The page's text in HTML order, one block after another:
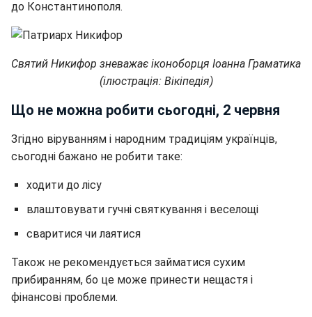
до Константинополя.
Святий Никифор зневажає іконоборця Іоанна Граматика
(ілюстрація: Вікіпедія)
Що не можна робити сьогодні, 2 червня
Згідно віруванням і народним традиціям українців,
сьогодні бажано не робити таке:
ходити до лісу
влаштовувати гучні святкування і веселощі
сваритися чи лаятися
Також не рекомендується займатися сухим
прибиранням, бо це може принести нещастя і
фінансові проблеми.